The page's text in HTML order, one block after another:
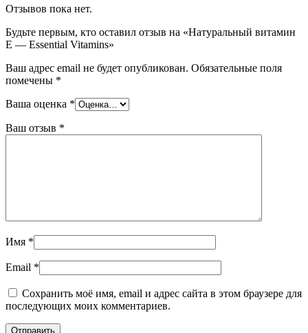
Отзывов пока нет.
Будьте первым, кто оставил отзыв на «Натуральный витамин
Е — Essential Vitamins»
Ваш адрес email не будет опубликован. Обязательные поля
помечены *
Ваша оценка *
Ваш отзыв *
Имя *
Email *
Сохранить моё имя, email и адрес сайта в этом браузере для
последующих моих комментариев.
Отправить